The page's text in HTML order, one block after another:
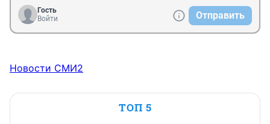
Гость
Войти
Отправить
Новости СМИ2
ТОП 5